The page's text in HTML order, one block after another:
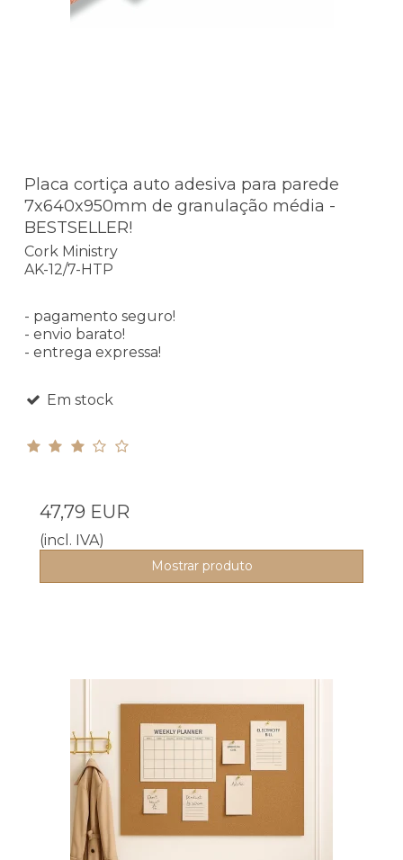
Placa cortiça auto adesiva para parede
7x640x950mm de granulação média -
BESTSELLER!
Cork Ministry
AK-12/7-HTP
- pagamento seguro!
- envio barato!
- entrega expressa!
Em stock
47,79 EUR
(incl. IVA)
Mostrar produto